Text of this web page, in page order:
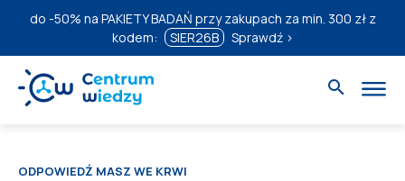
do -50% na PAKIETY BADAŃ przy zakupach za min. 300 zł z
kodem:
SIER26B Sprawdź ›
ODPOWIEDŹ MASZ WE KRWI